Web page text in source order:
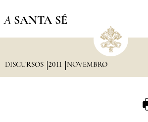
A SANTA SÉ
DISCURSOS 2011 NOVEMBRO